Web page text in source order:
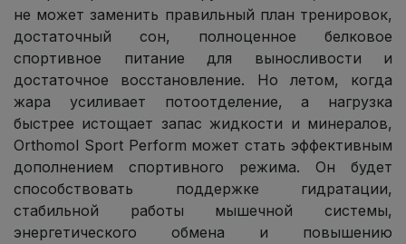
не может заменить правильный план тренировок,
достаточный сон, полноценное белковое
спортивное питание для выносливости и
достаточное восстановление. Но летом, когда
жара усиливает потоотделение, а нагрузка
быстрее истощает запас жидкости и минералов,
Orthomol Sport Perform может стать эффективным
дополнением спортивного режима. Он будет
способствовать поддержке гидратации,
стабильной работы мышечной системы,
энергетического обмена и повышению